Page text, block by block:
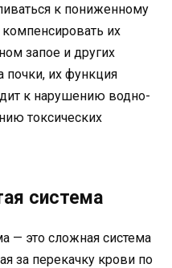
к пониженному
их
запое и других
почки, их функция
к нарушению водно-
токсических
система
— это сложная система
за перекачку крови по